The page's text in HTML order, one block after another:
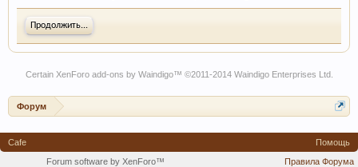
Продолжить...
Certain XenForo add-ons by Waindigo™ ©2011-2014 Waindigo Enterprises Ltd.
Форум
Cafe
Помощь
Правила Форума
Forum software by XenForo™